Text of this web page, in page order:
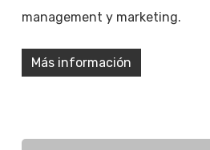
management y marketing.
Más información